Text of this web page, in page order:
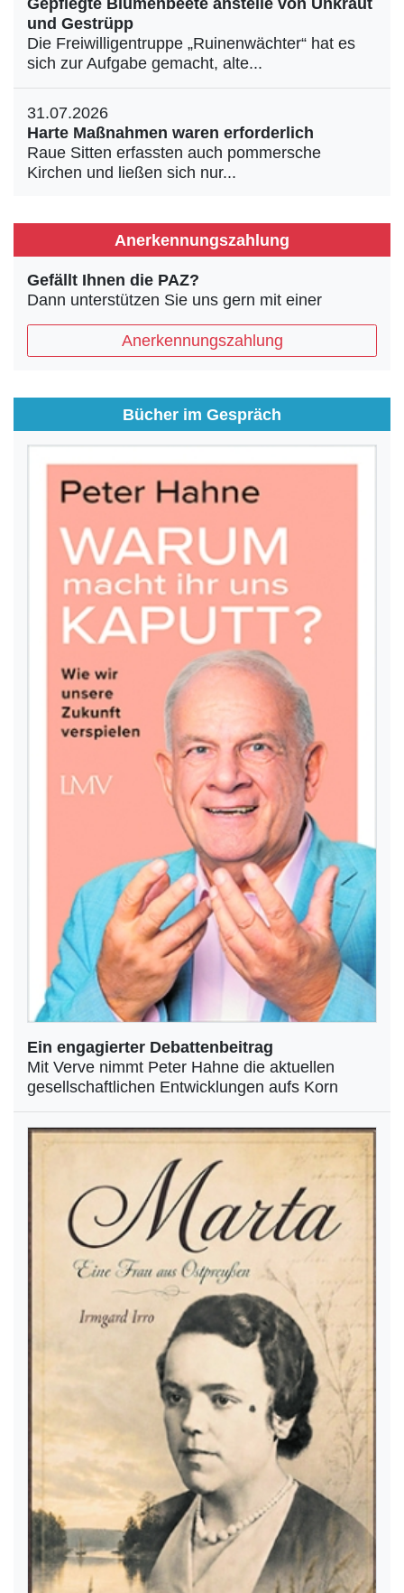
Gepflegte Blumenbeete anstelle von Unkraut
und Gestrüpp
Die Freiwilligentruppe „Ruinenwächter“ hat es
sich zur Aufgabe gemacht, alte...
31.07.2026
Harte Maßnahmen waren erforderlich
Raue Sitten erfassten auch pommersche
Kirchen und ließen sich nur...
Anerkennungszahlung
Gefällt Ihnen die PAZ?
Dann unterstützen Sie uns gern mit einer
Anerkennungszahlung
Bücher im Gespräch
Ein engagierter Debattenbeitrag
Mit Verve nimmt Peter Hahne die aktuellen
gesellschaftlichen Entwicklungen aufs Korn